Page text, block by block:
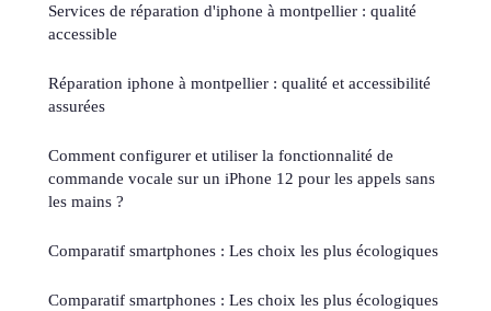
Services de réparation d'iphone à montpellier : qualité
accessible
Réparation iphone à montpellier : qualité et accessibilité
assurées
Comment configurer et utiliser la fonctionnalité de
commande vocale sur un iPhone 12 pour les appels sans
les mains ?
Comparatif smartphones : Les choix les plus écologiques
Comparatif smartphones : Les choix les plus écologiques